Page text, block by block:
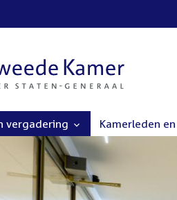
vergadering Kamerleden